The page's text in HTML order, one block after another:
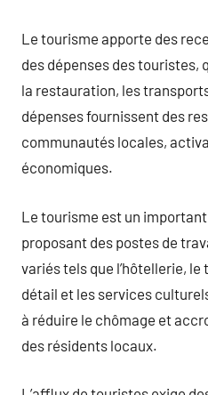
Le tourisme apporte des
des dépenses des touristes,
la restauration, les
dépenses fournissent des
communautés locales,
économiques.
Le tourisme est un important
proposant des postes de
variés tels que l’hôtellerie,
détail et les services
à réduire le chômage et
des résidents locaux.